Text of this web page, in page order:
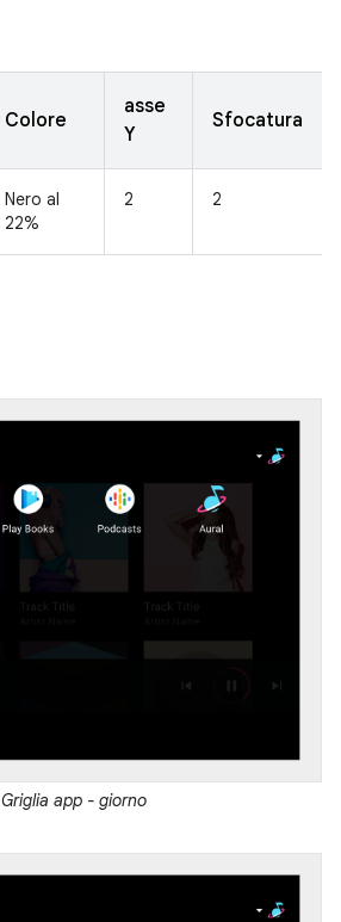
Colore
asse
Y
Sfocatura
Nero al
22%
2 2
Griglia app - giorno